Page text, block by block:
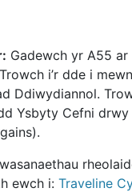
Gadewch yr A55
i’r dde i
Ddiwydiannol.
Ysbyty Cefni
ewch i: Traveline